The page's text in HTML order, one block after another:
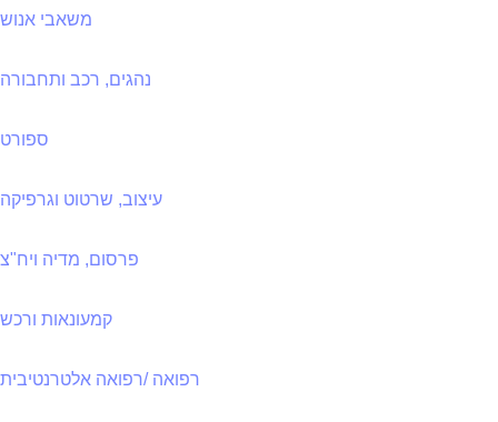
משאבי אנוש
נהגים, רכב ותחבורה
ספורט
עיצוב, שרטוט וגרפיקה
פרסום, מדיה ויח"צ
קמעונאות ורכש
רפואה /רפואה אלטרנטיבית